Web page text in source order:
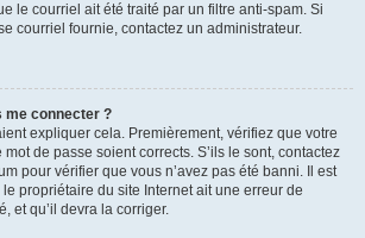
le courriel ait été traité par un filtre anti-spam. Si
courriel fournie, contactez un administrateur.
me connecter ?
expliquer cela. Premièrement, vérifiez que votre
mot de passe soient corrects. S’ils le sont, contactez
pour vérifier que vous n’avez pas été banni. Il est
propriétaire du site Internet ait une erreur de
et qu’il devra la corriger.